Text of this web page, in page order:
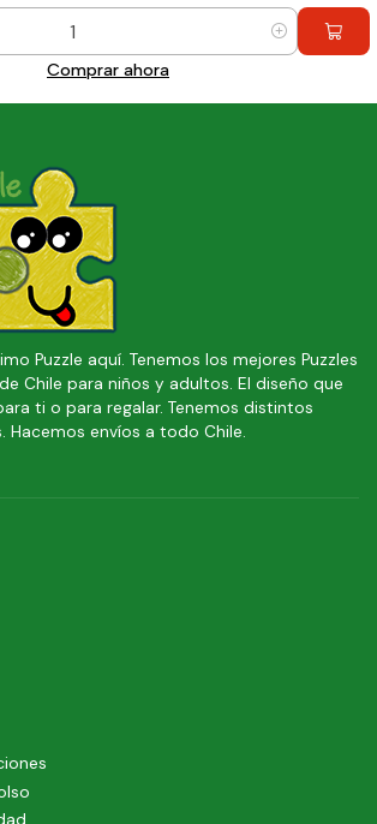
Comprar ahora
Puzzle aquí. Tenemos los mejores Puzzles
Chile para niños y adultos. El diseño que
ti o para regalar. Tenemos distintos
Hacemos envíos a todo Chile.